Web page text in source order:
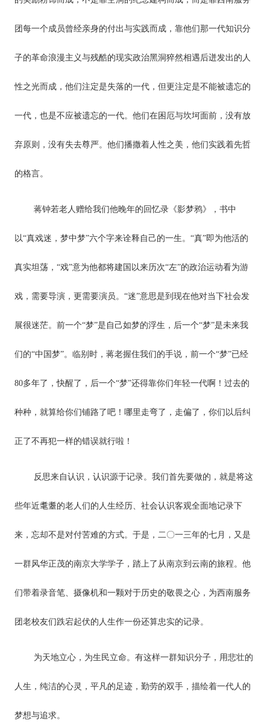
团每一个成员曾经亲身的付出与实践而成，靠他们那一代知识分
子的革命浪漫主义与残酷的现实政治黑洞猝然相遇后迸发出的人
性之光而成，他们注定是失落的一代，但更注定是不能被遗忘的
一代，也是不应被遗忘的一代。他们在困厄与坎坷面前，没有放
弃原则，没有失去尊严。他们播撒着人性之美，他们实践着先哲
的格言。
蒋钟若老人赠给我们他晚年的回忆录《影梦鸦》，书中
以“真戏迷，梦中梦”六个字来诠释自己的一生。“真”即为他活的
真实坦荡，“戏”意为他都将建国以来历次“左”的政治运动看为游
戏，需要导演，更需要演员。“迷”意思是到现在他对当下社会发
展很迷茫。前一个“梦”是自己如梦的浮生，后一个“梦”是未来我
们的“中国梦”。临别时，蒋老握住我们的手说，前一个“梦”已经
80多年了，快醒了，后一个“梦”还得靠你们年轻一代啊！过去的
种种，就算给你们铺路了吧！哪里走弯了，走偏了，你们以后纠
正了不再犯一样的错误就行啦！
反思来自认识，认识源于记录。我们首先要做的，就是将这
些年近耄耋的老人们的人生经历、社会认识客观全面地记录下
来，忘却不是对付苦难的方式。于是，二〇一三年的七月，又是
一群风华正茂的南京大学学子，踏上了从南京到云南的旅程。他
们带着录音笔、摄像机和一颗对于历史的敬畏之心，为西南服务
团老校友们跌宕起伏的人生作一份还算忠实的记录。
为天地立心，为生民立命。有这样一群知识分子，用悲壮的
人生，纯洁的心灵，平凡的足迹，勤劳的双手，描绘着一代人的
梦想与追求。